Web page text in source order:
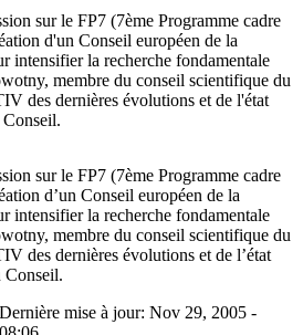
sur le FP7 (7ème Programme cadre
d'un Conseil européen de la
intensifier la recherche fondamentale
membre du conseil scientifique du
des dernières évolutions et de l'état
sur le FP7 (7ème Programme cadre
d’un Conseil européen de la
intensifier la recherche fondamentale
membre du conseil scientifique du
des dernières évolutions et de l’état
Conseil.
Dernière mise à jour: Nov 29, 2005 -